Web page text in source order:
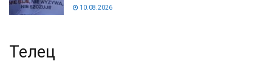
10.08.2026
Телец